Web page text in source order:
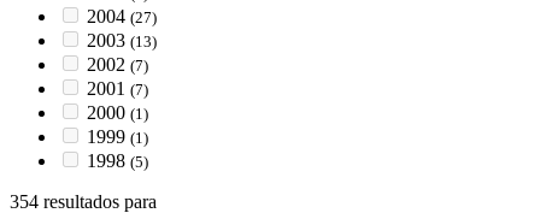
2004 (27)
2003 (13)
2002 (7)
2001 (7)
2000 (1)
1999 (1)
1998 (5)
354 resultados para